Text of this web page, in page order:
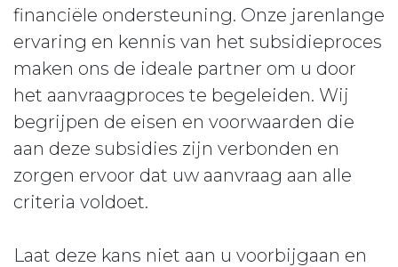
financiële ondersteuning. Onze jarenlange
ervaring en kennis van het subsidieproces
maken ons de ideale partner om u door
het aanvraagproces te begeleiden. Wij
begrijpen de eisen en voorwaarden die
aan deze subsidies zijn verbonden en
zorgen ervoor dat uw aanvraag aan alle
criteria voldoet.
Laat deze kans niet aan u voorbijgaan en